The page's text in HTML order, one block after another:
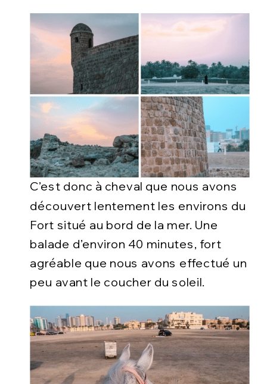
C’est donc à cheval que nous avons
découvert lentement les environs du
Fort situé au bord de la mer. Une
balade d’environ 40 minutes, fort
agréable que nous avons effectué un
peu avant le coucher du soleil.